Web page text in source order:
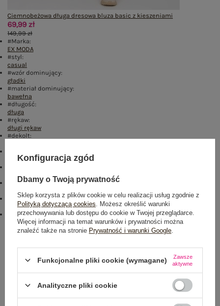
Ciemnobeżowa długa dresowa bluza basic z kieszeniami
69,99 zł
149,99 zł
#Marka:
EX MODA
#styl:
casual
#wzór dominujący:
gładki
#materiał dominujący:
bawełna
#długość:
długa
#rękaw:
długi rękaw
#dekolt:
brak
kaptur
ocieplenie
kieszenie
#skład materiału :
70% bawełna
30% poliester
#sposób prania :
pranie w pralce w 30°C
#modelka:
Modelka ma na sobie rozmiar one size. Wymiary modelki: wzrost 167
cm, biust 73 cm, talia 64 cm, biodra 91 cm
Rozmiar: One size
Centrum Logistyczne Nadarzyn
Konfiguracja zgód
Dbamy o Twoją prywatność
Sklep korzysta z plików cookie w celu realizacji usług zgodnie z
Polityką dotyczącą cookies . Możesz określić warunki
przechowywania lub dostępu do cookie w Twojej przeglądarce.
Więcej informacji na temat warunków i prywatności można
znaleźć także na stronie Prywatność i warunki Google
Funkcjonalne pliki cookie (wymagane)
Zawsze
aktywne
Analityczne pliki cookie